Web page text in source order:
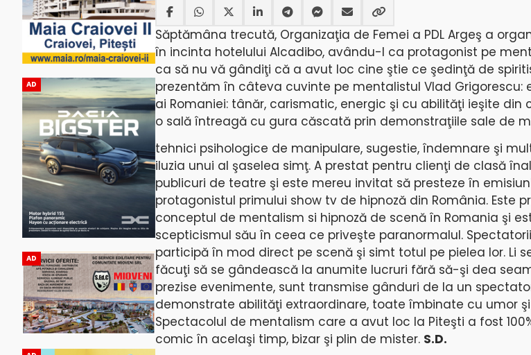
AD
AD
Săptămâna trecută, Organizaţia de Femei a PDL Argeş a
în incinta hotelului Alcadibo, avându-l ca protagonist pe
ca să nu vă gândiţi că a avut loc cine ştie ce şedinţă de
prezentăm în câteva cuvinte pe mentalistul Vlad Grigorescu:
ai Romaniei: tânăr, carismatic, energic şi cu abilităţi ieşite din
o sală întreagă cu gura căscată prin demonstraţiile sale de
tehnici psihologice de manipulare, sugestie, îndemnare şi
iluzia unui al şaselea simţ. A prestat pentru clienţi de clasă
publicuri de teatre şi este mereu invitat să presteze în
protagonistul primului show tv de hipnoză din România. Este
conceptul de mentalism si hipnoză de scenă în Romania şi
scepticismul său în ceea ce priveşte paranormalul.
participă în mod direct pe scenă şi simt totul pe pielea lor. Li
făcuţi să se gândească la anumite lucruri fără să-şi dea
prezise evenimente, sunt transmise gânduri de la un
demonstrate abilităţi extraordinare, toate îmbinate cu umor
Spectacolul de mentalism care a avut loc la Piteşti a fost
comic în acelaşi timp, bizar şi plin de mister. S.D.